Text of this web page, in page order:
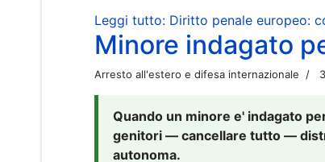
Leggi tutto: Diritto penale europeo:
Minore indagato
Arresto all'estero e difesa internazionale
Quando un minore e' indagato
genitori — cancellare tutto —
autonoma.